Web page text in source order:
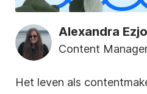
Alexandra
Content
Het leven als